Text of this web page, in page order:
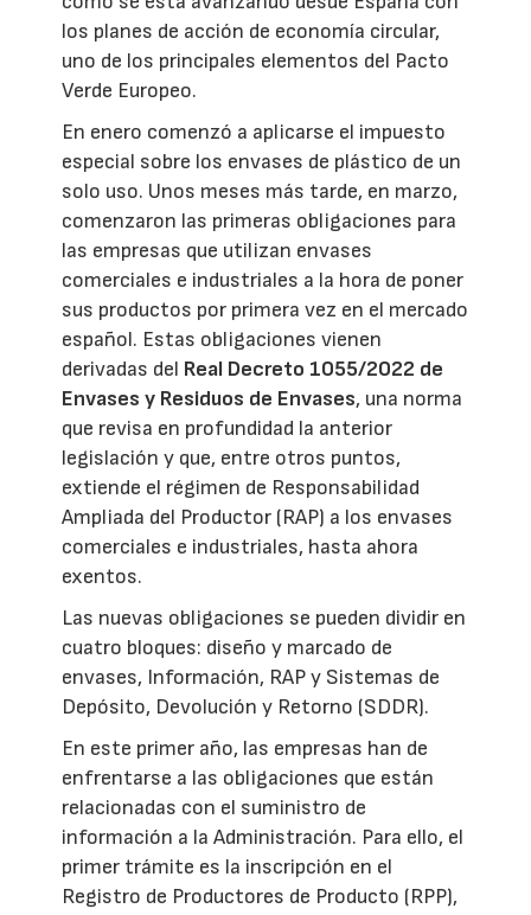
los planes de acción de economía circular,
uno de los principales elementos del Pacto
Verde Europeo.
En enero comenzó a aplicarse el impuesto
especial sobre los envases de plástico de un
solo uso. Unos meses más tarde, en marzo,
comenzaron las primeras obligaciones para
las empresas que utilizan envases
comerciales e industriales a la hora de poner
sus productos por primera vez en el mercado
español. Estas obligaciones vienen
derivadas del Real Decreto 1055/2022 de
Envases y Residuos de Envases, una norma
que revisa en profundidad la anterior
legislación y que, entre otros puntos,
extiende el régimen de Responsabilidad
Ampliada del Productor (RAP) a los envases
comerciales e industriales, hasta ahora
exentos.
Las nuevas obligaciones se pueden dividir en
cuatro bloques: diseño y marcado de
envases, Información, RAP y Sistemas de
Depósito, Devolución y Retorno (SDDR).
En este primer año, las empresas han de
enfrentarse a las obligaciones que están
relacionadas con el suministro de
información a la Administración. Para ello, el
primer trámite es la inscripción en el
Registro de Productores de Producto (RPP),